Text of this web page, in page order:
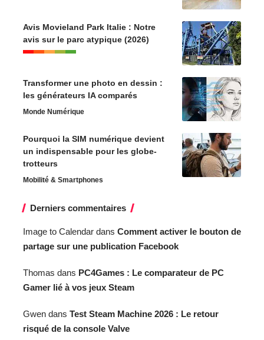
Avis Movieland Park Italie : Notre
avis sur le parc atypique (2026)
Transformer une photo en dessin :
les générateurs IA comparés
Monde Numérique
Pourquoi la SIM numérique devient
un indispensable pour les globe-
trotteurs
Mobilité & Smartphones
Derniers commentaires
Image to Calendar dans Comment activer le bouton de
partage sur une publication Facebook
Thomas dans PC4Games : Le comparateur de PC
Gamer lié à vos jeux Steam
Gwen dans Test Steam Machine 2026 : Le retour
risqué de la console Valve